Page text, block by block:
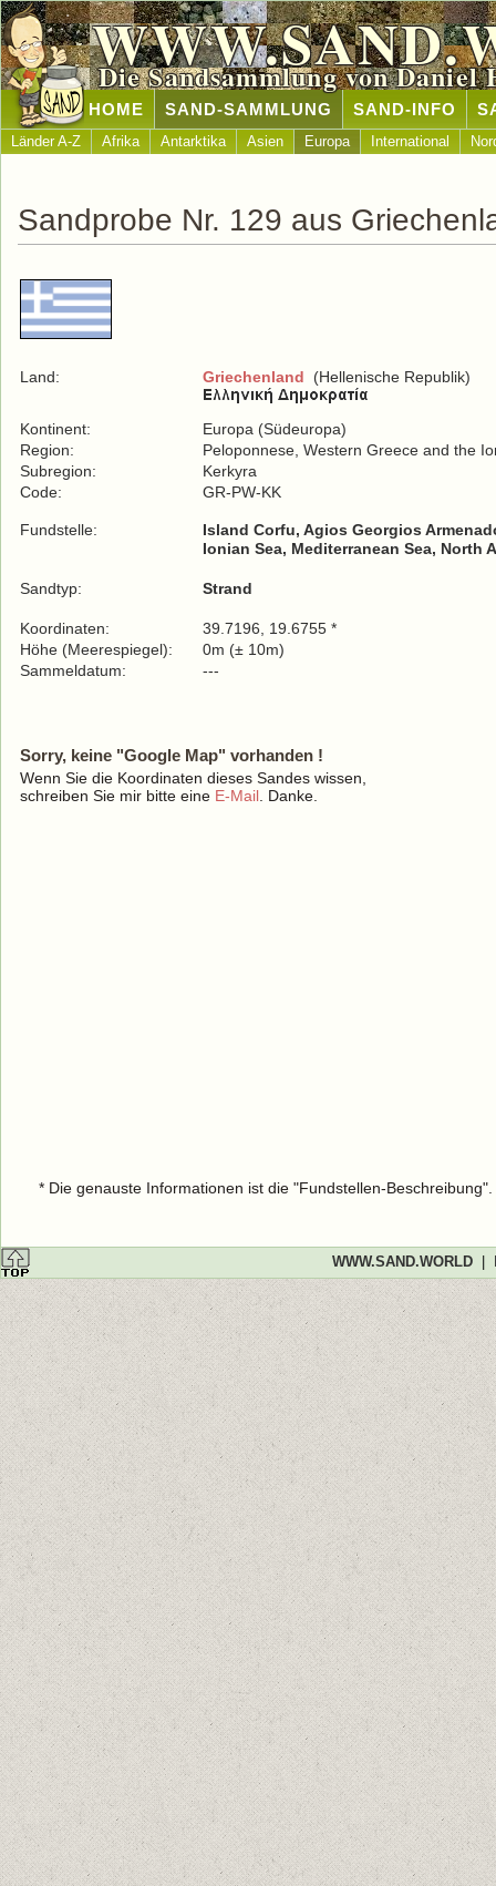
Die Sandsammlung von Daniel
HOME SAND-SAMMLUNG SAND-INFO
Länder A-Z Afrika Antarktika Asien Europa International
Sandprobe Nr. 129 aus
Land: Griechenland (Hellenische Republik)
Kontinent:
Europa (Südeuropa)
Region:
Peloponnese, Western Greece and the
Subregion:
Kerkyra
Code:
GR-PW-KK
Fundstelle:
Island Corfu, Agios Georgios
Ionian Sea, Mediterranean Sea, North
Sandtyp: Strand
Koordinaten:
39.7196, 19.6755 *
Höhe (Meerespiegel):
0m (± 10m)
Sammeldatum:
---
Sorry, keine "Google Map" vorhanden !
Wenn Sie die Koordinaten dieses Sandes wissen,
schreiben Sie mir bitte eine E-Mail . Danke.
* Die genauste Informationen ist die "Fundstellen-
WWW.SAND.WORLD|